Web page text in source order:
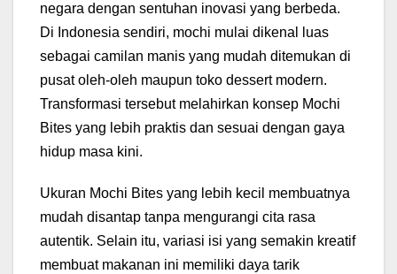
negara dengan sentuhan inovasi yang berbeda.
Di Indonesia sendiri, mochi mulai dikenal luas
sebagai camilan manis yang mudah ditemukan di
pusat oleh-oleh maupun toko dessert modern.
Transformasi tersebut melahirkan konsep Mochi
Bites yang lebih praktis dan sesuai dengan gaya
hidup masa kini.
Ukuran Mochi Bites yang lebih kecil membuatnya
mudah disantap tanpa mengurangi cita rasa
autentik. Selain itu, variasi isi yang semakin kreatif
membuat makanan ini memiliki daya tarik